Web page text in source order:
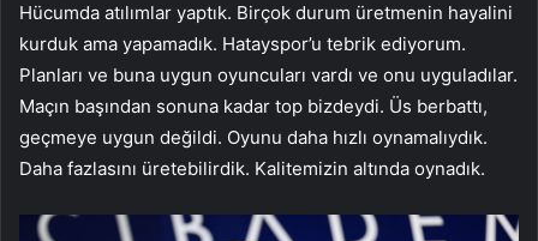
Hücumda atılımlar yaptık. Birçok durum üretmenin hayalini
kurduk ama yapamadık. Hatayspor’u tebrik ediyorum.
Planları ve buna uygun oyuncuları vardı ve onu uyguladılar.
Maçın başından sonuna kadar top bizdeydi. Üs berbattı,
geçmeye uygun değildi. Oyunu daha hızlı oynamalıydık.
Daha fazlasını üretebilirdik. Kalitemizin altında oynadık.